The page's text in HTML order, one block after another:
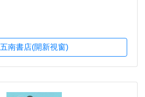
五南書店(開新視窗)